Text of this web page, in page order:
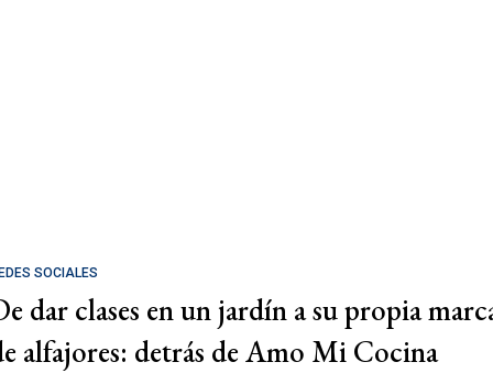
SOCIALES
dar clases en un jardín a su propia
alfajores: detrás de Amo Mi Cocina